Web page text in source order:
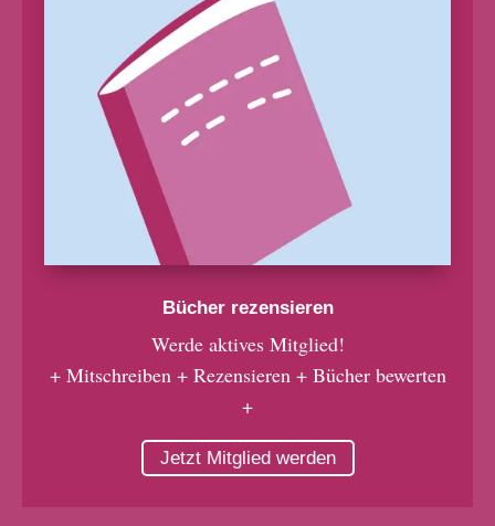
Bücher rezensieren
Werde aktives Mitglied!
+ Mitschreiben + Rezensieren + Bücher bewerten
+
Jetzt Mitglied werden